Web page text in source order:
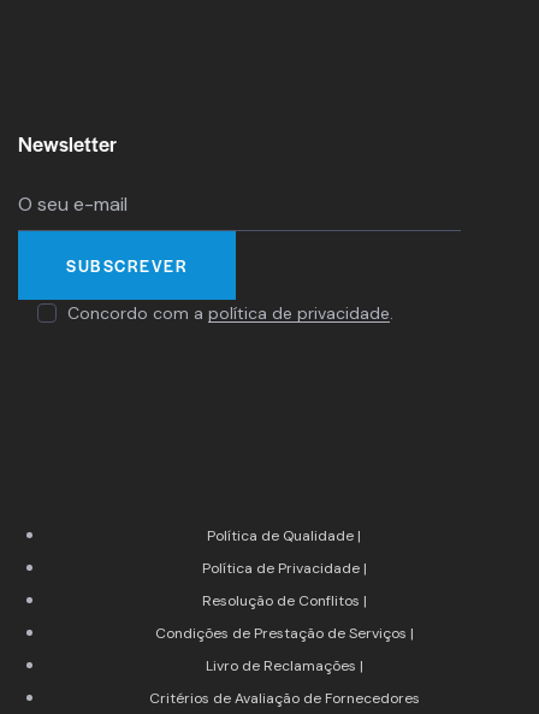
Newsletter
Concordo com apolítica de privacidade.
Política de Qualidade |
Política de Privacidade |
Resolução de Conflitos |
Condições de Prestação de Serviços |
Livro de Reclamações |
Critérios de Avaliação de Fornecedores